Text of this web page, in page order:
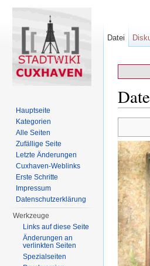
Datei
Hauptseite
Kategorien
Alle Seiten
Zufällige Seite
Letzte Änderungen
Cuxhaven-Weblinks
Erste Schritte
Impressum
Datenschutzerklärung
Werkzeuge
Links auf diese Seite
Änderungen an
verlinkten Seiten
Spezialseiten